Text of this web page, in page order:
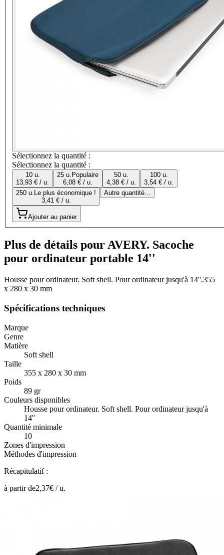
Sélectionnez la quantité :
Sélectionnez la quantité :
10 u.
13,93 € / u.
25 u. Populaire
6,08 € / u.
50 u.
4,38 € / u.
100 u.
3,54 € / u.
250 u. Le plus économique !
3,41 € / u.
Autre quantité...
Ajouter au panier
Plus de détails pour AVERY. Sacoche
pour ordinateur portable 14''
Housse pour ordinateur. Soft shell. Pour ordinateur jusqu'à 14''.355
x 280 x 30 mm
Spécifications techniques
Marque
Genre
Matière
Soft shell
Taille
355 x 280 x 30 mm
Poids
89 gr
Couleurs disponibles
Housse pour ordinateur. Soft shell. Pour ordinateur jusqu'à
14''
Quantité minimale
10
Zones d'impression
Méthodes d'impression
Récapitulatif :
à partir de2,37€ /u.